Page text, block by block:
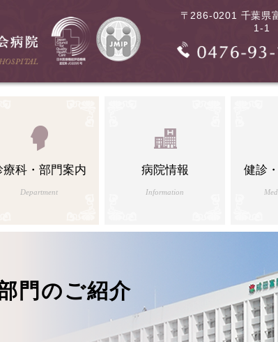
〒286-0201 千葉県
1-1
療科・部門案内
Department
病院情報
Information
健診
門のご紹介